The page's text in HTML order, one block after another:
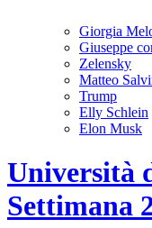
Giorgia
Giuseppe
Zelensky
Matteo
Trump
Elly Schlein
Elon Musk
Università
Settimana